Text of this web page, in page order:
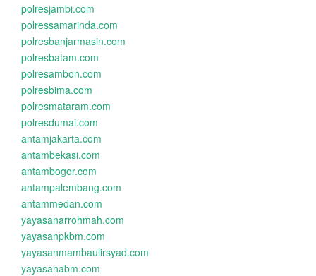
polresjambi.com
polressamarinda.com
polresbanjarmasin.com
polresbatam.com
polresambon.com
polresbima.com
polresmataram.com
polresdumai.com
antamjakarta.com
antambekasi.com
antambogor.com
antampalembang.com
antammedan.com
yayasanarrohmah.com
yayasanpkbm.com
yayasanmambaulirsyad.com
yayasanabm.com